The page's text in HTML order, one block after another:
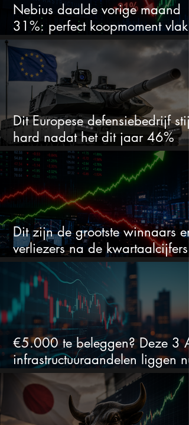
Nebius daalde vorige maand
31%: perfect koopmoment vlak
voor kwartaalcijfers?
Dit Europese defensiebedrijf
hard nadat het dit jaar 46%
daalde: mooie koopkans?
Dit zijn de grootste winnaars en
verliezers na de kwartaalcijfers
(2 springen eruit)
€5.000 te beleggen? Deze 3
infrastructuuraandelen liggen nu
in de uitverkoop